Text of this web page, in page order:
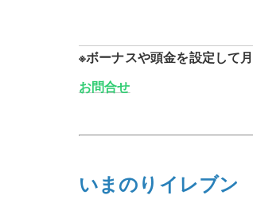
※ボーナスや頭金を設定して
お問合せ
いまのりイレブン